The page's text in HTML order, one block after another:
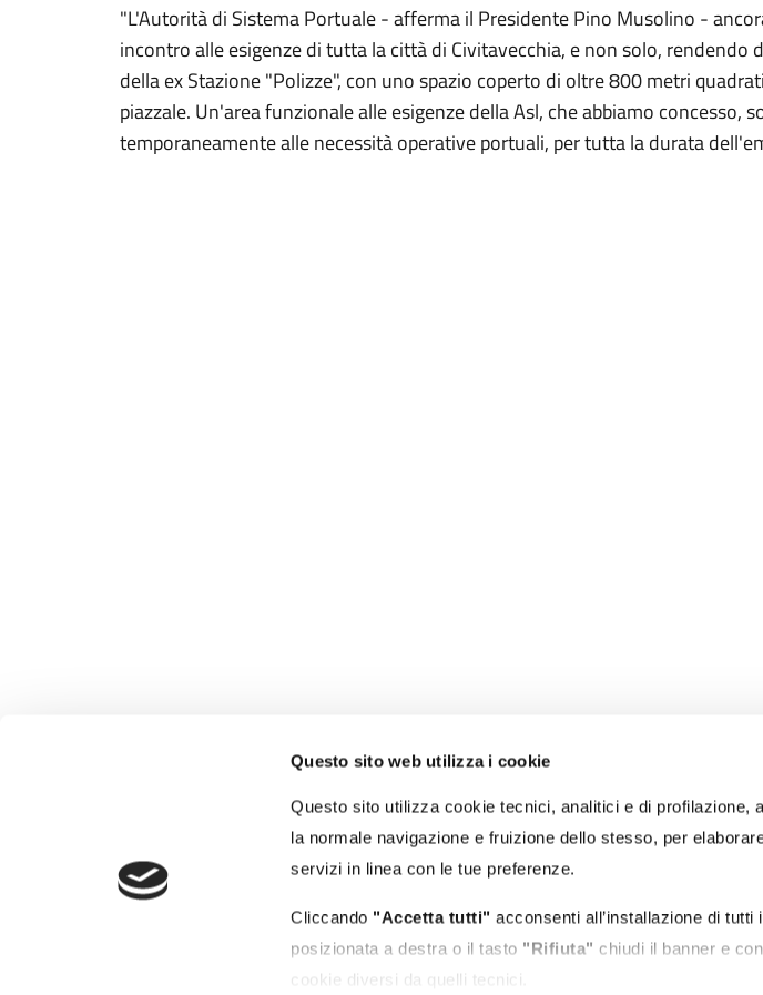
Questo sito web utilizza i cookie
Questo sito utilizza cookie tecnici, analitici e di profilazione,
la normale navigazione e fruizione dello stesso, per
servizi in linea con le tue preferenze.
Cliccando "Accetta tutti" acconsenti all’installazione di
posizionata a destra o il tasto "Rifiuta" chiudi il banner e
cookie diversi da quelli tecnici.
"L'Autorità di Sistema Portuale - afferma il Presidente Pino Musolino -
incontro alle esigenze di tutta la città di Civitavecchia, e non solo, rendendo
della ex Stazione "Polizze", con uno spazio coperto di oltre 800 metri
piazzale. Un'area funzionale alle esigenze della Asl, che abbiamo concesso,
temporaneamente alle necessità operative portuali, per tutta la durata
Autorità di Sistema
Portuale del Mar Tirreno
Centro Settentrionale
Porti di Civitavecchia - Fiumicino - Gaeta
Molo Vespucci - 00053 Civitavecchia (RM)
RECAPITI
PEC:
esclusivamente da indirizzi di
Email:
Recapito tel. reception ingresso:
P.IVA:00974341000